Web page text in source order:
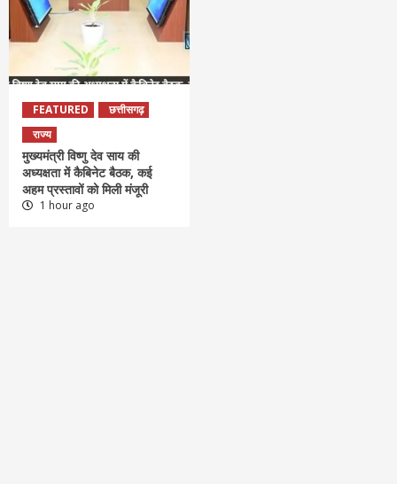
FEATURED
छत्तीसगढ़
राज्य
मुख्यमंत्री विष्णु देव साय की
अध्यक्षता में कैबिनेट बैठक, कई
अहम प्रस्तावों को मिली मंजूरी
1 hour ago